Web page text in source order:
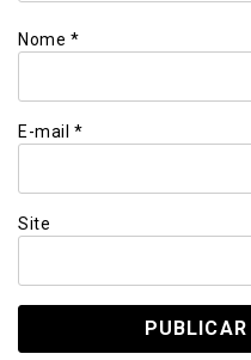
Nome *
E-mail *
Site